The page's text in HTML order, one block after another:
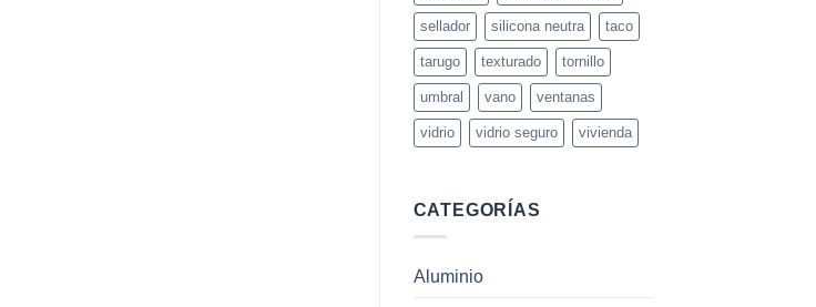
sellador silicona neutra taco
tarugo texturado tornillo
umbral vano ventanas
vidrio vidrio seguro vivienda
CATEGORÍAS
Aluminio